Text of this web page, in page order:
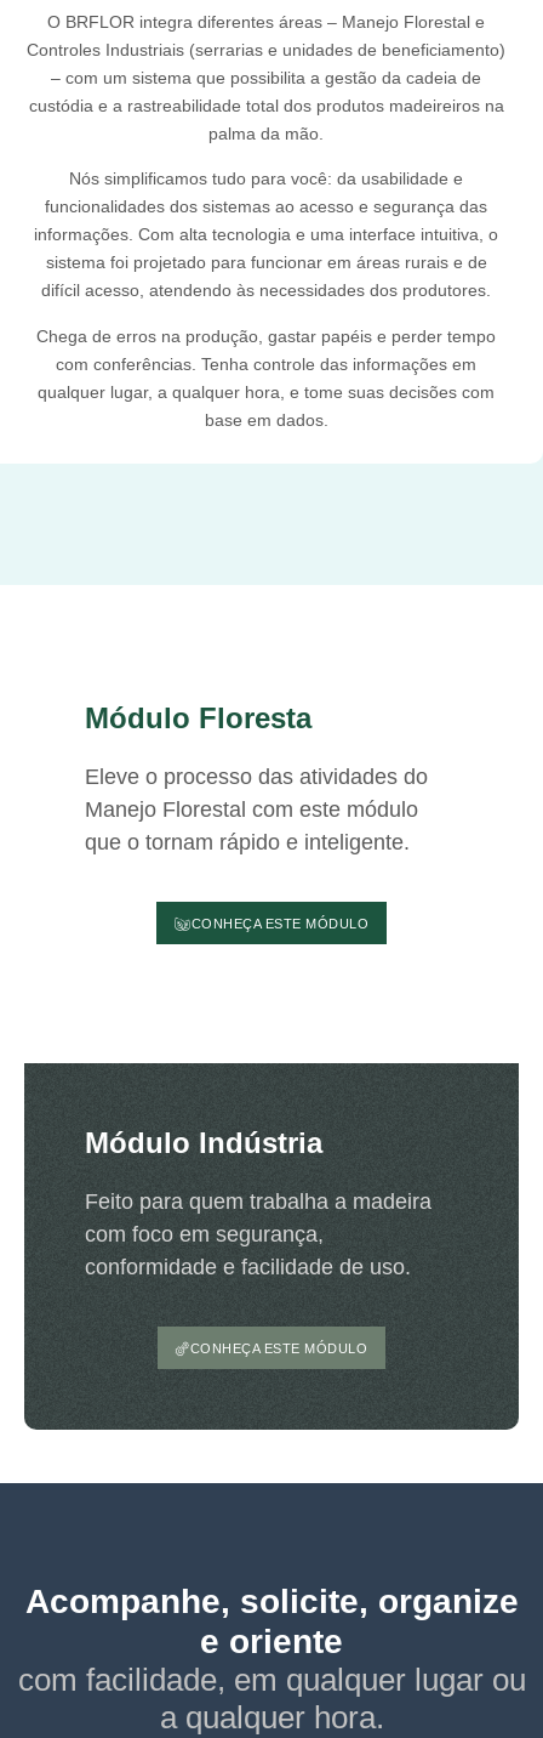
O BRFLOR integra diferentes áreas – Manejo Florestal e
Controles Industriais (serrarias e unidades de beneficiamento)
– com um sistema que possibilita a gestão da cadeia de
custódia e a rastreabilidade total dos produtos madeireiros na
palma da mão.
Nós simplificamos tudo para você: da usabilidade e
funcionalidades dos sistemas ao acesso e segurança das
informações. Com alta tecnologia e uma interface intuitiva, o
sistema foi projetado para funcionar em áreas rurais e de
difícil acesso, atendendo às necessidades dos produtores.
Chega de erros na produção, gastar papéis e perder tempo
com conferências. Tenha controle das informações em
qualquer lugar, a qualquer hora, e tome suas decisões com
base em dados.
Módulo Floresta
Eleve o processo das atividades do
Manejo Florestal com este módulo
que o tornam rápido e inteligente.
CONHEÇA ESTE MÓDULO
Módulo Indústria
Feito para quem trabalha a madeira
com foco em segurança,
conformidade e facilidade de uso.
CONHEÇA ESTE MÓDULO
Acompanhe, solicite, organize
e oriente
com facilidade, em qualquer lugar ou
a qualquer hora.